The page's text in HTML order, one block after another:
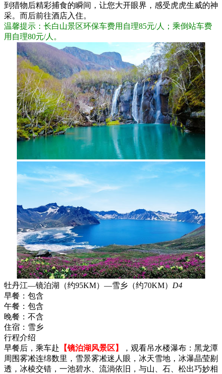
到猎物后精彩捕食的瞬间，让您大开眼界，感受虎虎生威的神
采。而后前往酒店入住。
温馨提示：长白山景区环保车费用自理85元/人；乘倒站车费
用自理80元/人。
牡丹江—镜泊湖（约95KM）—雪乡（约70KM） D4
早餐： 包含
午餐： 包含
晚餐： 不含
住宿： 雪乡
行程介绍
早餐后，乘车赴
【镜泊湖风景区】
，观看吊水楼瀑布：黑龙潭
周围雾凇连绵数里，雪景雾凇迷人眼，冰天雪地，冰瀑晶莹剔
透，冰棱交错，一池碧水、流淌依旧，与山、石、松出巧妙相